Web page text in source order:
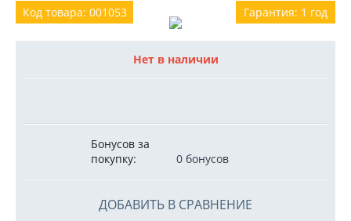
Гарантия: 1 год
Код товара: 001053
Нет в наличии
Бонусов за
покупку:
0 бонусов
ДОБАВИТЬ В СРАВНЕНИЕ